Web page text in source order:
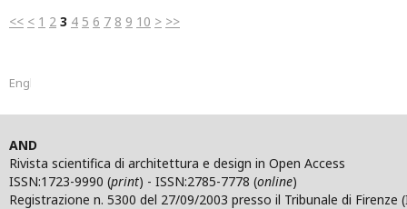
<< < 1 2 3 4 5 6 7 8 9 10 > >>
English
AND
Rivista scientifica di architettura e design in Open Access
ISSN:1723-9990 (print) - ISSN:2785-7778 (online)
Registrazione n. 5300 del 27/09/2003 presso il Tribunale di Firenze